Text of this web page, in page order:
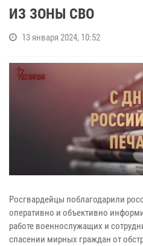
ИЗ ЗОНЫ СВО
13 января 2024, 10:52
Росгвардейцы поблагодарили
оперативно и объективно
работе военнослужащих и
спасении мирных граждан от